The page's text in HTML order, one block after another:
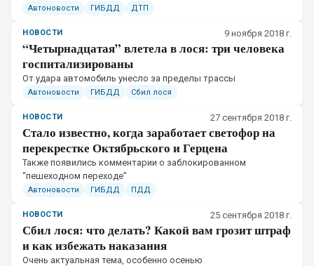
Автоновости ГИБДД ДТП
НОВОСТИ 9 ноября 2018 г.
“Четырнадцатая” влетела в лося: три человека
госпитализированы
От удара автомобиль унесло за пределы трассы
Автоновости ГИБДД Сбил лося
НОВОСТИ 27 сентября 2018 г.
Стало известно, когда заработает светофор на
перекрестке Октябрьского и Герцена
Также появились комментарии о заблокированном
“пешеходном переходе”
Автоновости ГИБДД ПДД
НОВОСТИ 25 сентября 2018 г.
Сбил лося: что делать? Какой вам грозит штраф
и как избежать наказания
Очень актуальная тема, особенно осенью